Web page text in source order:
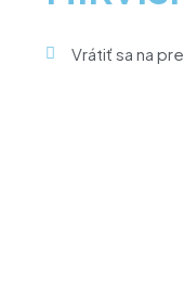
Vrátiť sa na